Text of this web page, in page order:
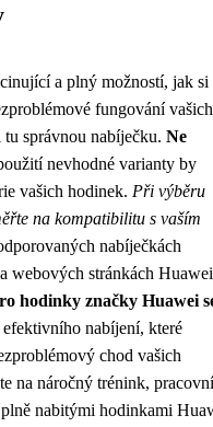
a plný možností, jak si
fungování vašich
správnou nabíječku. Ne
nevhodné varianty by
vašich hodinek. Při výběru
na kompatibilitu s vaším
nabíječkách
webových stránkách
hodinky značky Huawei
nabíjení, které
chod vašich
na náročný trénink, pracovní
nabitými hodinkami